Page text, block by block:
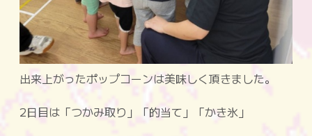
出来上がったポップコーンは美味しく頂きました。
2日目は「つかみ取り」「的当て」「かき氷」